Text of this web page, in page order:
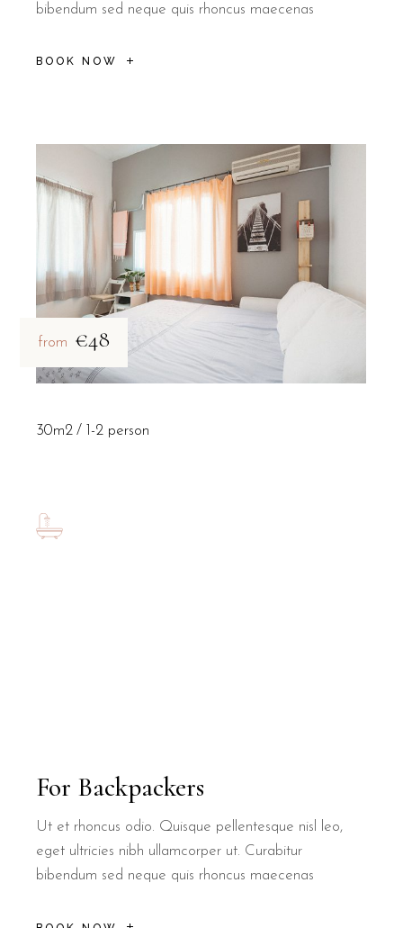
bibendum sed neque quis rhoncus maecenas
BOOK NOW
from €48
For Backpackers
Ut et rhoncus odio. Quisque pellentesque nisl leo,
eget ultricies nibh ullamcorper ut. Curabitur
bibendum sed neque quis rhoncus maecenas
30m2 1-2 person